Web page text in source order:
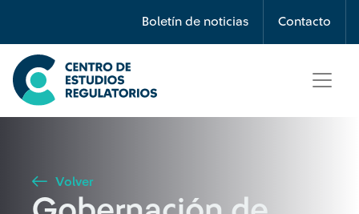
Boletín de noticias Contacto
Búsqueda
Seleccione país
Volver